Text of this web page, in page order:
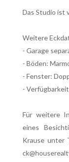
Das Studio ist
Weitere
- Garage
- Böden:
- Fenster:
-
Für weitere
eines
Krause unter